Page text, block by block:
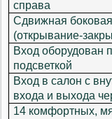
справа
Сдвижная
(открывание-
Вход оборудован
подсветкой
Вход в салон с
входа и выхода
14 комфортных,